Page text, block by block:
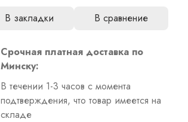
В закладки В сравнение
Срочная платная доставка по
Минску:
В течении 1-3 часов с момента
подтверждения, что товар имеется на
складе